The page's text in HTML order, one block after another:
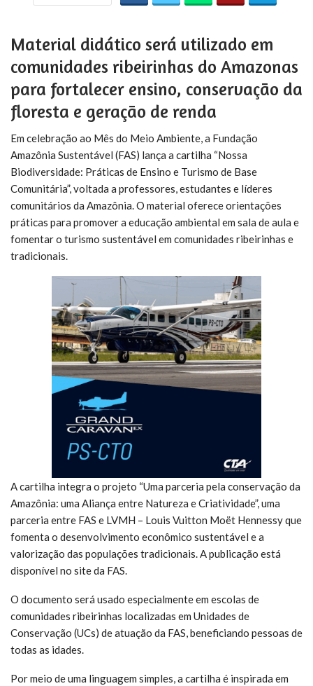
Material didático será utilizado em
comunidades ribeirinhas do Amazonas
para fortalecer ensino, conservação da
floresta e geração de renda
Em celebração ao Mês do Meio Ambiente, a Fundação
Amazônia Sustentável (FAS) lança a cartilha “Nossa
Biodiversidade: Práticas de Ensino e Turismo de Base
Comunitária”, voltada a professores, estudantes e líderes
comunitários da Amazônia. O material oferece orientações
práticas para promover a educação ambiental em sala de aula e
fomentar o turismo sustentável em comunidades ribeirinhas e
tradicionais.
A cartilha integra o projeto “Uma parceria pela conservação da
Amazônia: uma Aliança entre Natureza e Criatividade”, uma
parceria entre FAS e LVMH – Louis Vuitton Moët Hennessy que
fomenta o desenvolvimento econômico sustentável e a
valorização das populações tradicionais. A publicação está
disponível no site da FAS.
O documento será usado especialmente em escolas de
comunidades ribeirinhas localizadas em Unidades de
Conservação (UCs) de atuação da FAS, beneficiando pessoas de
todas as idades.
Por meio de uma linguagem simples, a cartilha é inspirada em